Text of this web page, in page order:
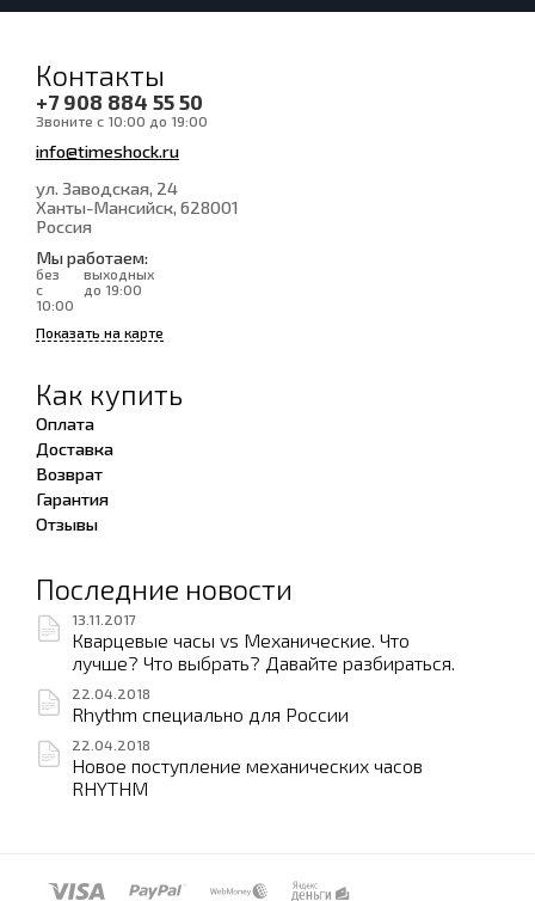
Контакты
+7 908 884 55 50
Звоните с 10:00 до 19:00
info@timeshock.ru
ул. Заводская, 24
Ханты-Мансийск, 628001
Россия
Мы работаем:
без
выходных
с
10:00
до 19:00
Показать на карте
Как купить
Оплата
Доставка
Возврат
Гарантия
Отзывы
Последние новости
13.11.2017
Кварцевые часы vs Механические. Что
лучше? Что выбрать? Давайте разбираться.
22.04.2018
Rhythm специально для России
22.04.2018
Новое поступление механических часов
RHYTHM